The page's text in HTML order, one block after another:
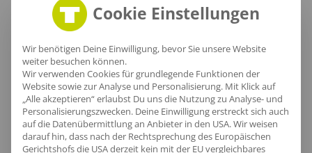
Chiffon:Für den eleganten Look ist die Chiffon-
Bluse wie gemacht. Der edel glänzende Stoff fällt
bei jeder Gelegenheit ins Auge.
3. Was ist der Unterschied zwischen
konventioneller und nachhaltiger
Produktion?
Cookie Einstellungen
Wir benötigen Deine Einwilligung, bevor Sie unsere Website
weiter besuchen können.
Wir verwenden Cookies für grundlegende Funktionen der
Website sowie zur Analyse und Personalisierung. Mit Klick auf
„Alle akzeptieren“ erlaubst Du uns die Nutzung zu Analyse- und
Personalisierungszwecken. Deine Einwilligung erstreckt sich auch
auf die Datenübermittlung an Anbieter in den USA. Wir weisen
darauf hin, dass nach der Rechtsprechung des Europäischen
Gerichtshofs die USA derzeit kein mit der EU vergleichbares